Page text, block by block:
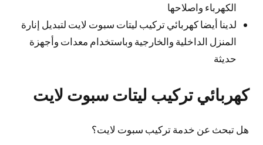
الكهرباء واصلاحها
لدينا أيضا كهربائي تركيب ليتات سبوت لايت لتبديل إنارة
المنزل الداخلية والخارجية وباستخدام معدات وأجهزة
حديثة
كهربائي تركيب ليتات سبوت لايت
هل تبحث عن خدمة تركيب سبوت لايت؟